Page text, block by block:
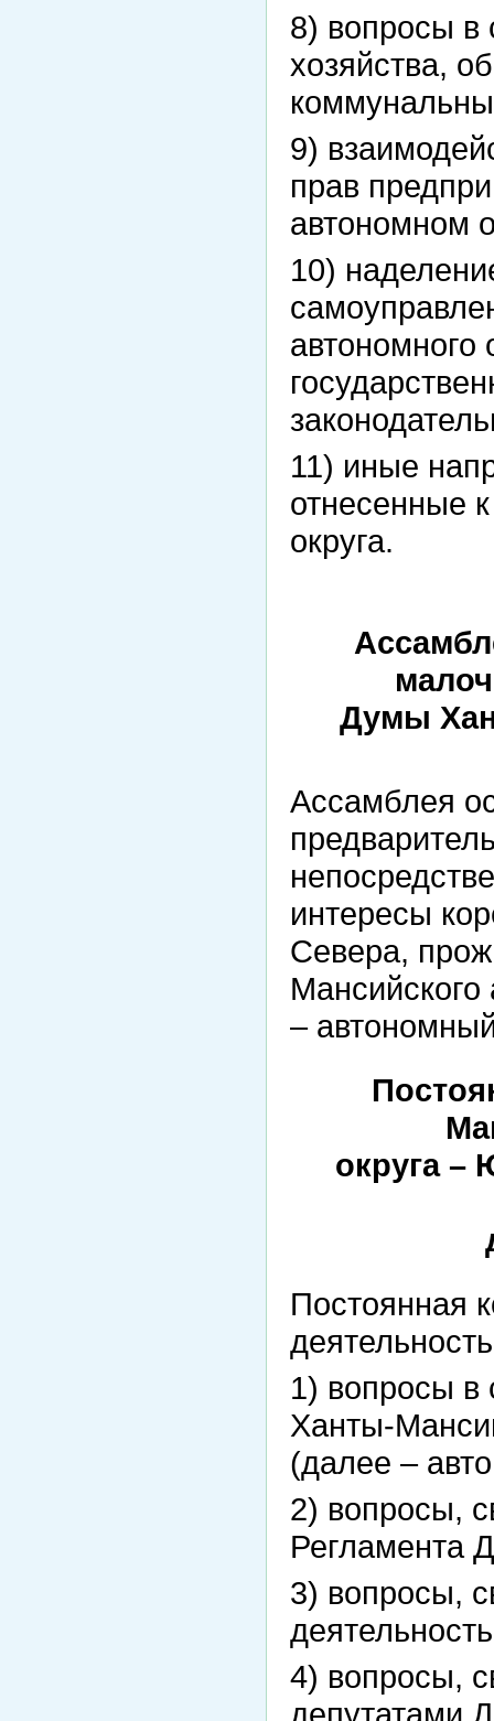
8) вопросы
хозяйства,
9)
прав
автономном
10)
автономного
11) иные
отнесенные
округа.
Думы
Ассамблея
интересы
Севера,
–
округа –
Постоянная
1) вопросы в
Ханты-
(далее –
2) вопросы,
Регламента
3) вопросы,
4) вопросы,